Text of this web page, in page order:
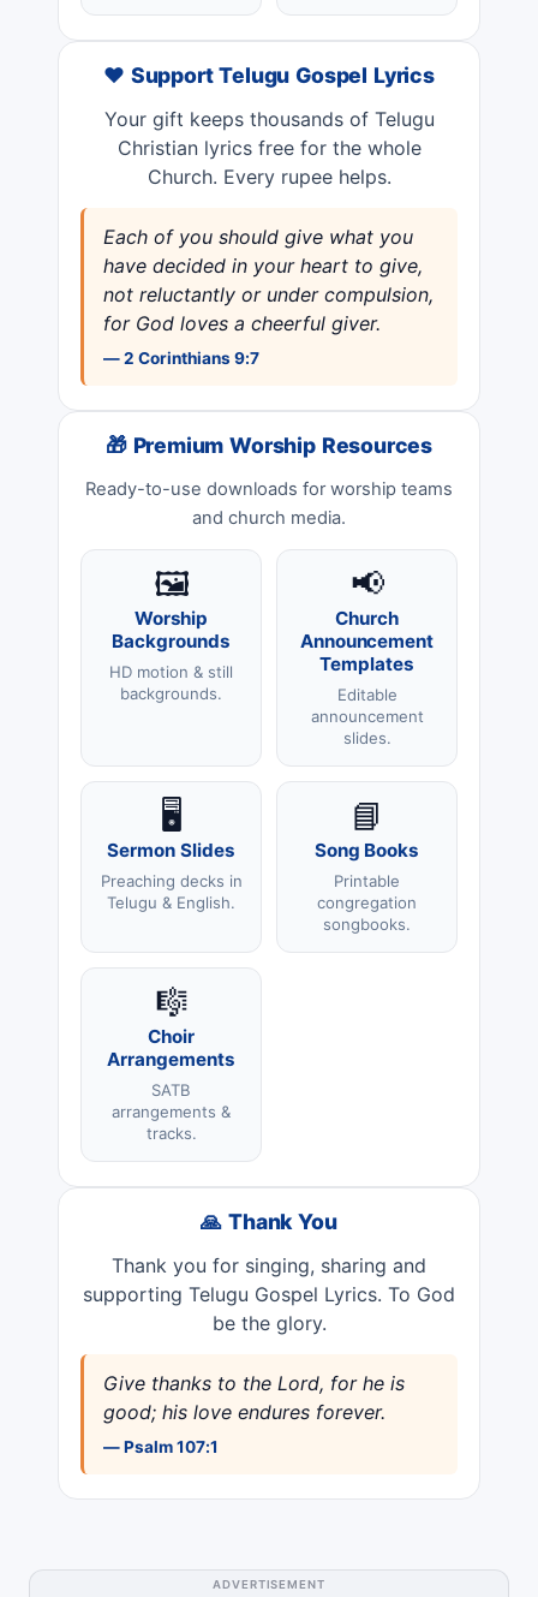
❤️ Support Telugu Gospel Lyrics
Your gift keeps thousands of Telugu
Christian lyrics free for the whole
Church. Every rupee helps.
Each of you should give what you
have decided in your heart to give,
not reluctantly or under compulsion,
for God loves a cheerful giver.
— 2 Corinthians 9:7
🎁 Premium Worship Resources
Ready-to-use downloads for worship teams
and church media.
🖼️
Worship
Backgrounds
HD motion & still
backgrounds.
📢
Church
Announcement
Templates
Editable
announcement
slides.
🖥️
Sermon Slides
Preaching decks in
Telugu & English.
📘
Song Books
Printable
congregation
songbooks.
🎼
Choir
Arrangements
SATB
arrangements &
tracks.
🙏 Thank You
Thank you for singing, sharing and
supporting Telugu Gospel Lyrics. To God
be the glory.
Give thanks to the Lord, for he is
good; his love endures forever.
— Psalm 107:1
ADVERTISEMENT